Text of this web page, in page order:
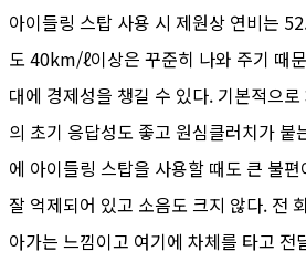
아이들링 스탑 사용 시 제원상 연비는
도 40km/ℓ이상은 꾸준히 나와 주기 때
대에 경제성을 챙길 수 있다. 기본적으
의 초기 응답성도 좋고 원심클러치가 붙
에 아이들링 스탑을 사용할 때도 큰 불
잘 억제되어 있고 소음도 크지 않다. 전
아가는 느낌이고 여기에 차체를 타고 전